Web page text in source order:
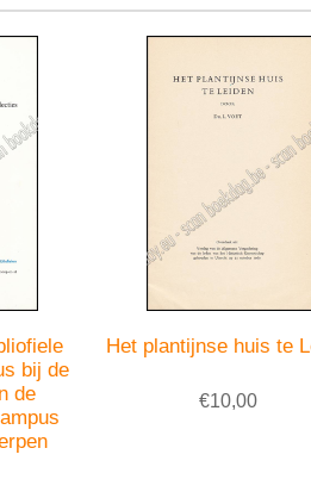
bij de
de
Het plantijnse huis te
€10,00